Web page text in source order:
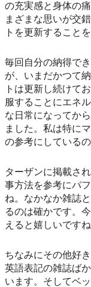
の充実感と身体の
まざまな思いが交
トを更新すること
毎回自分の納得で
が、いまだかつて
トは更新し続けて
服することにエネ
な日常になってか
ました。私は特に
の参考にしている
ターザンに掲載さ
事方法を参考にパ
ね。なかなか雑誌
るのは確かです。
えると嬉しいですね
ちなみにその他好
英語表記の雑誌ば
います。そしてベ